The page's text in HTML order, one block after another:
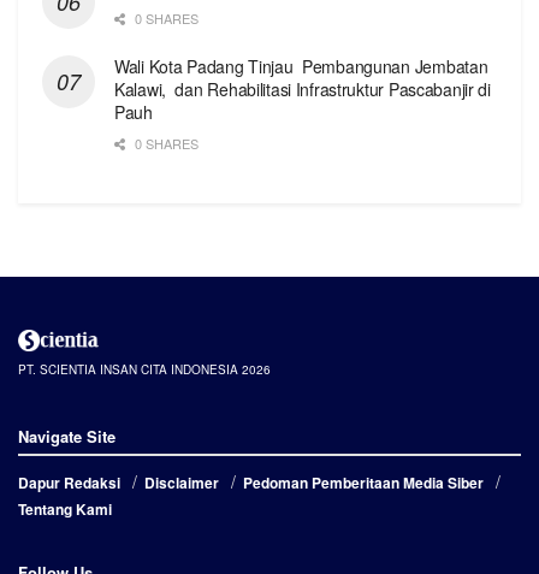
0 SHARES
Wali Kota Padang Tinjau Pembangunan Jembatan
Kalawi, dan Rehabilitasi Infrastruktur Pascabanjir di
Pauh
0 SHARES
PT. SCIENTIA INSAN CITA INDONESIA 2026
Navigate Site
Dapur Redaksi Disclaimer
Pedoman Pemberitaan Media Siber
Tentang Kami